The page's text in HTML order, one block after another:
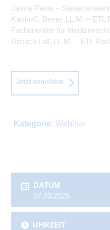
Janine Peine –
Katrin-C. Beyer, LL.M. – ETL
Fachanwältin für Medizinrecht
Dietrich Loll, LL.M. – ETL
Jetzt anmelden
Kategorie: Webinar
DATUM
07.03.2025
UHRZEIT